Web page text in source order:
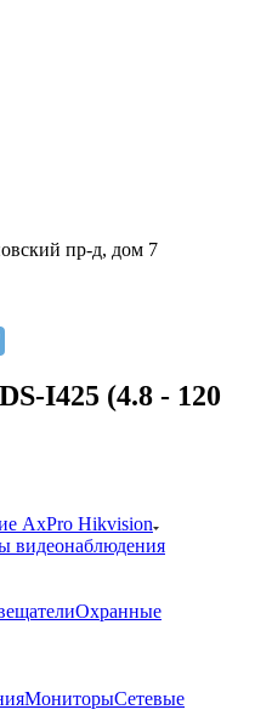
пр-д, дом 7
I425 (4.8 - 120
AxPro Hikvision
видеонаблюдения
Охранные
МониторыСетевые